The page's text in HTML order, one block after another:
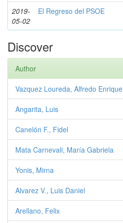
2019-
05-02
El Regreso del PSOE
Discover
Author
Vazquez Loureda, Alfredo Enrique
Angarita, Luis
Canelón F., Fidel
Mata Carnevali, María Gabriela
Yonis, Mirna
Alvarez V., Luis Daniel
Arellano, Felix